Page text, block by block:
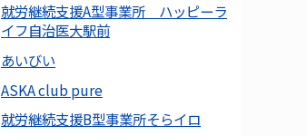
就労継続支援A型事業所 ハッピーラ
イフ自治医大駅前
あいびい
ASKA club pure
就労継続支援B型事業所そらイロ